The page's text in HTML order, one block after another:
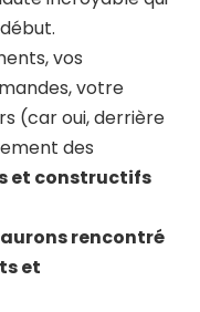
vos
votre
(car oui, derrière
des
et constructifs
rencontré
et